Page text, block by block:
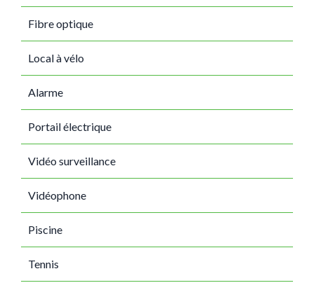
Fibre optique
Local à vélo
Alarme
Portail électrique
Vidéo surveillance
Vidéophone
Piscine
Tennis